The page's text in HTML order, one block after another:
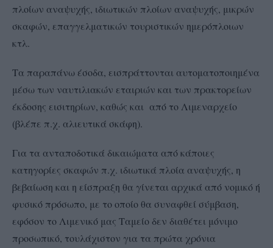
πλοίων αναψυχής, ιδιωτικών πλοίων αναψυχής, μικρών
σκαφών, επαγγελματικών τουριστικών ημερόπλοιων
κτλ.
Τα παραπάνω έσοδα, εισπράττονται αυτοματοποιημένα
μέσω των ναυτιλιακών εταιριών και των πρακτορείων
έκδοσης εισιτηρίων, καθώς και από το Λιμεναρχείο
(βλέπε π.χ. αλιευτικά σκάφη).
Για τα ανταποδοτικά δικαιώματα από κάποιες
κατηγορίες σκαφών π.χ. ιδιωτικά πλοία αναψυχής, η
βεβαίωση και η είσπραξη θα γίνεται αρχικά από νομικό ή
φυσικό πρόσωπο, με το οποίο θα συναφθεί σύμβαση,
εφόσον το Λιμενικό μας Ταμείο δεν διαθέτει μόνιμο
προσωπικό, τουλάχιστον για τα πρώτα χρόνια